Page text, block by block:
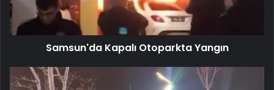
Samsun'da Kapalı Otoparkta Yangın